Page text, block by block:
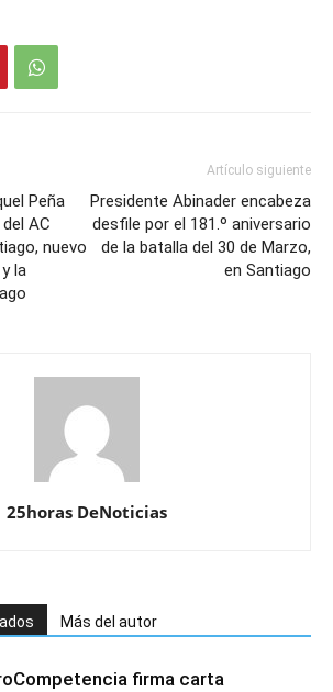
Peña
AC
nuevo
la
Artículo siguiente
Presidente Abinader encabeza
desfile por el 181.º aniversario
de la batalla del 30 de Marzo,
en Santiago
25horas DeNoticias
Más del autor
firma carta